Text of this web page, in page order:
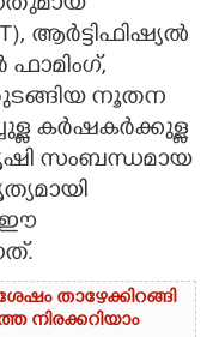
ആർട്ടിഫിഷ്യൽ
ഫാമിംഗ്,
നൂതന
കർഷകർക്കുള്ള
സംബന്ധമായ
ഈ
താഴേക്കിറങ്ങി
നിരക്കറിയാം